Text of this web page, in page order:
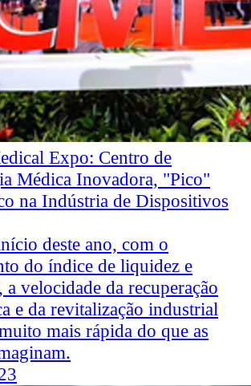
Expo: Centro de
Médica Inovadora, "Pico"
na Indústria de Dispositivos
deste ano, com o
do índice de liquidez e
a velocidade da recuperação
e da revitalização industrial
mais rápida do que as